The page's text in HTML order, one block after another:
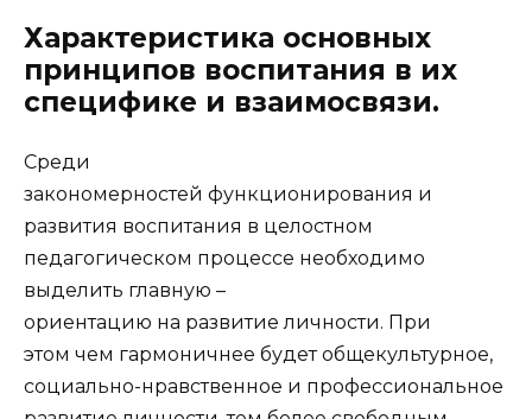
Характеристика основных
принципов воспитания в их
специфике и взаимосвязи.
Среди
закономерностей функционирования и
развития воспитания в целостном
педагогическом процессе необходимо
выделить главную –
ориентацию на развитие личности. При
этом чем гармоничнее будет общекультурное,
социально-нравственное и профессиональное